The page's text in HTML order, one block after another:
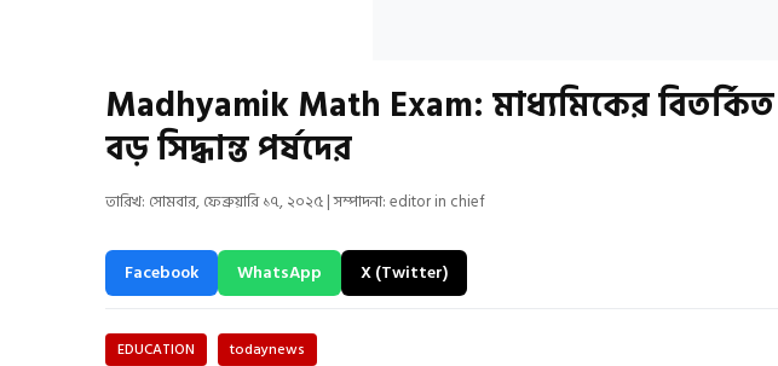
Madhyamik Math Exam: মাধ্যমিকের
বড় সিদ্ধান্ত পর্ষদের
তারিখ: সোমবার, ফেব্রুয়ারি ১৭, ২০২৫ | সম্পাদনা: editor in chief
Facebook WhatsApp X (Twitter)
EDUCATION todaynews